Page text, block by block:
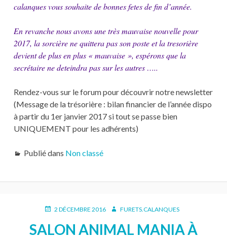
calanques vous souhaite de bonnes fetes de fin d’année.
En revanche nous avons une très mauvaise nouvelle pour
2017, la sorcière ne quittera pas son poste et la tresorière
devient de plus en plus « mauvaise », espérons que la
secrétaire ne deteindra pas sur les autres …..
Rendez-vous sur le forum pour découvrir notre newsletter
(Message de la trésorière : bilan financier de l’année dispo
à partir du 1er janvier 2017 si tout se passe bien
UNIQUEMENT pour les adhérents)
Publié dans Non classé
PUBLIÉ2 DÉCEMBRE 2016 AUTEUR
FURETS.CALANQUES
SALON ANIMAL MANIA À